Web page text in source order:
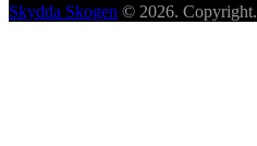
Skydda Skogen © 2026. Copyright.